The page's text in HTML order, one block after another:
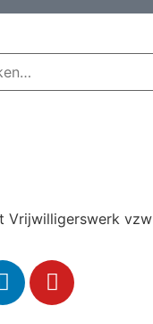
Vrijwilligerswerk vzw